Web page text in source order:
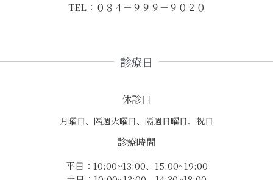
TEL：０８４－９９９－９０２０
診療日
休診日
月曜日、隔週火曜日、隔週日曜日、祝日
診療時間
平日：10:00~13:00、15:00~19:00